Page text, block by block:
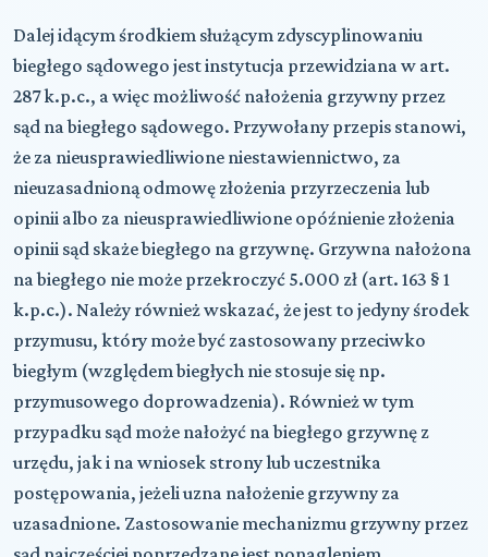
Dalej idącym środkiem służącym zdyscyplinowaniu
biegłego sądowego jest instytucja przewidziana w art.
287 k.p.c., a więc możliwość nałożenia grzywny przez
sąd na biegłego sądowego. Przywołany przepis stanowi,
że za nieusprawiedliwione niestawiennictwo, za
nieuzasadnioną odmowę złożenia przyrzeczenia lub
opinii albo za nieusprawiedliwione opóźnienie złożenia
opinii sąd skaże biegłego na grzywnę. Grzywna nałożona
na biegłego nie może przekroczyć 5.000 zł (art. 163 § 1
k.p.c.). Należy również wskazać, że jest to jedyny środek
przymusu, który może być zastosowany przeciwko
biegłym (względem biegłych nie stosuje się np.
przymusowego doprowadzenia). Również w tym
przypadku sąd może nałożyć na biegłego grzywnę z
urzędu, jak i na wniosek strony lub uczestnika
postępowania, jeżeli uzna nałożenie grzywny za
uzasadnione. Zastosowanie mechanizmu grzywny przez